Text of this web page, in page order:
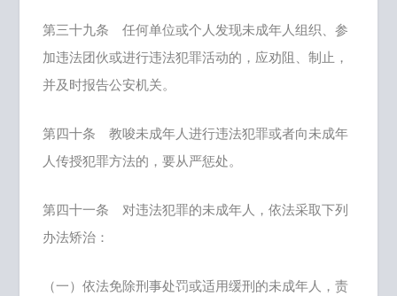
第三十九条 任何单位或个人发现未成年人组织、参
加违法团伙或进行违法犯罪活动的，应劝阻、制止，
并及时报告公安机关。
第四十条 教唆未成年人进行违法犯罪或者向未成年
人传授犯罪方法的，要从严惩处。
第四十一条 对违法犯罪的未成年人，依法采取下列
办法矫治：
（一）依法免除刑事处罚或适用缓刑的未成年人，责